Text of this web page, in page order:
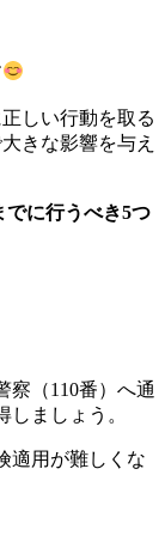
しい行動を取る
きな影響を与え
でに行うべき5つ
察（110番）へ通
ましょう。
適用が難しくな